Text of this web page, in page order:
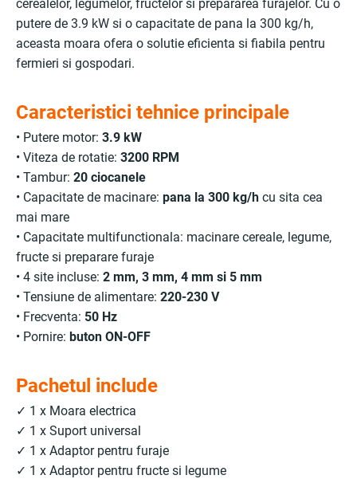
cerealelor, legumelor, fructelor si prepararea furajelor. Cu o
putere de 3.9 kW si o capacitate de pana la 300 kg/h,
aceasta moara ofera o solutie eficienta si fiabila pentru
fermieri si gospodari.
Caracteristici tehnice principale
• Putere motor: 3.9 kW
• Viteza de rotatie: 3200 RPM
• Tambur: 20 ciocanele
• Capacitate de macinare: pana la 300 kg/h cu sita cea
mai mare
• Capacitate multifunctionala: macinare cereale, legume,
fructe si preparare furaje
• 4 site incluse: 2 mm, 3 mm, 4 mm si 5 mm
• Tensiune de alimentare: 220-230 V
• Frecventa: 50 Hz
• Pornire: buton ON-OFF
Pachetul include
✓ 1 x Moara electrica
✓ 1 x Suport universal
✓ 1 x Adaptor pentru furaje
✓ 1 x Adaptor pentru fructe si legume